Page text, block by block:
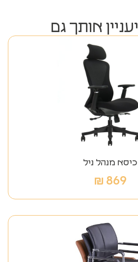
אותך גם
כיסא מנהל ניל
869
₪